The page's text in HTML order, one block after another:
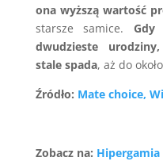
ona wyższą wartość
starsze samice. Gdy
dwudzieste
stale spada, aż do
Źródło: Mate choice,
Zobacz na: